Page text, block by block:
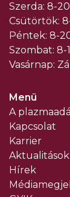
Szerda: 8-20
Csütörtök:
Péntek: 8-
Szombat: 8-
Vasárnap:
Menü
A
Kapcsolat
Karrier
Aktualitások
Hírek